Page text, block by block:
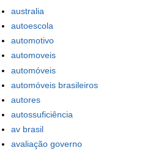
australia
autoescola
automotivo
automoveis
automóveis
automóveis brasileiros
autores
autossuficiência
av brasil
avaliação governo